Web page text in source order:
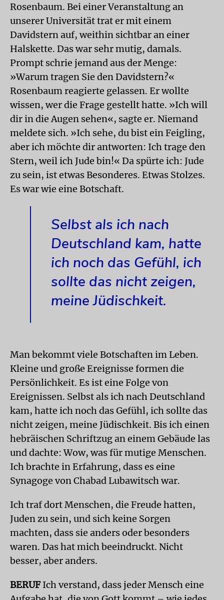
Rosenbaum. Bei einer Veranstaltung an
unserer Universität trat er mit einem
Davidstern auf, weithin sichtbar an einer
Halskette. Das war sehr mutig, damals.
Prompt schrie jemand aus der Menge:
»Warum tragen Sie den Davidstern?«
Rosenbaum reagierte gelassen. Er wollte
wissen, wer die Frage gestellt hatte. »Ich will
dir in die Augen sehen«, sagte er. Niemand
meldete sich. »Ich sehe, du bist ein Feigling,
aber ich möchte dir antworten: Ich trage den
Stern, weil ich Jude bin!« Da spürte ich: Jude
zu sein, ist etwas Besonderes. Etwas Stolzes.
Es war wie eine Botschaft.
Selbst als ich nach
Deutschland kam, hatte
ich noch das Gefühl, ich
sollte das nicht zeigen,
meine Jüdischkeit.
Man bekommt viele Botschaften im Leben.
Kleine und große Ereignisse formen die
Persönlichkeit. Es ist eine Folge von
Ereignissen. Selbst als ich nach Deutschland
kam, hatte ich noch das Gefühl, ich sollte das
nicht zeigen, meine Jüdischkeit. Bis ich einen
hebräischen Schriftzug an einem Gebäude las
und dachte: Wow, was für mutige Menschen.
Ich brachte in Erfahrung, dass es eine
Synagoge von Chabad Lubawitsch war.
Ich traf dort Menschen, die Freude hatten,
Juden zu sein, und sich keine Sorgen
machten, dass sie anders oder besonders
waren. Das hat mich beeindruckt. Nicht
besser, aber anders.
BERUFIch verstand, dass jeder Mensch eine